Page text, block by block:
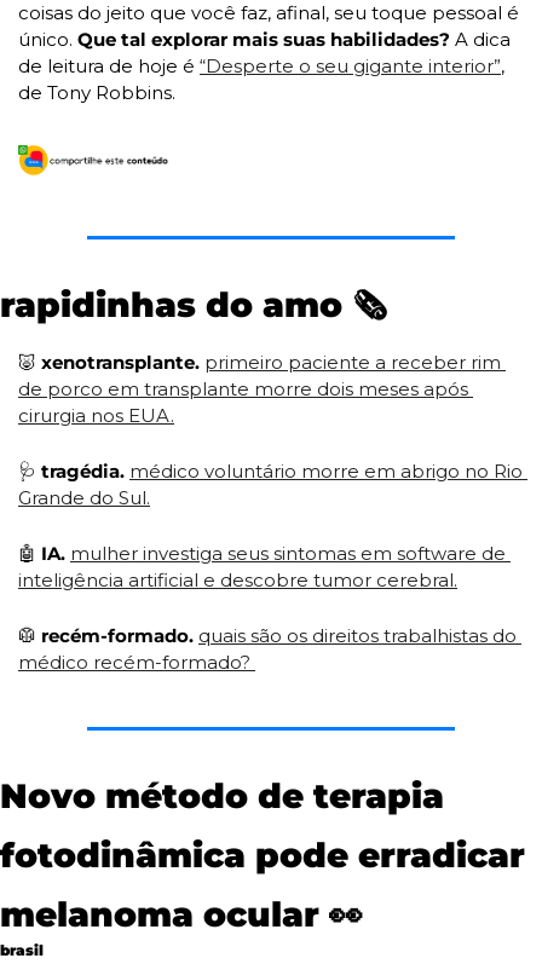
coisas do jeito que você faz, afinal, seu toque pessoal é
único. Que tal explorar mais suas habilidades? A dica
de leitura de hoje é “Desperte o seu gigante interior”,
de Tony Robbins.
rapidinhas do amo 🗞
🐷 xenotransplante. primeiro paciente a receber rim
de porco em transplante morre dois meses após
cirurgia nos EUA.
🩺 tragédia. médico voluntário morre em abrigo no Rio
Grande do Sul.
🤖 IA. mulher investiga seus sintomas em software de
inteligência artificial e descobre tumor cerebral.
🥼 recém-formado. quais são os direitos trabalhistas do
médico recém-formado?
Novo método de terapia
fotodinâmica pode erradicar
melanoma ocular 👀
brasil